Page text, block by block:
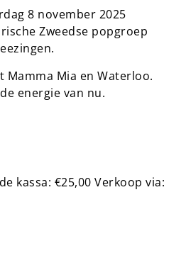
8 november 2025
Zweedse popgroep
Mamma Mia en Waterloo.
energie van nu.
kassa: €25,00 Verkoop via: